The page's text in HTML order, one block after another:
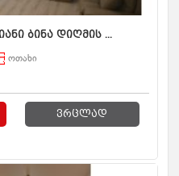
ბინა დიღმის ...
ოთახი
ვრცლად